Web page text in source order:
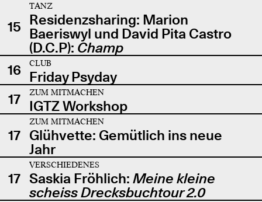
15
TANZ
Residenzsharing: Marion
Baeriswyl und David Pita Castro
(D.C.P): Champ
16
CLUB
Friday Psyday
17
ZUM MITMACHEN
IGTZ Workshop
17
ZUM MITMACHEN
Glühvette: Gemütlich ins neue
Jahr
17
VERSCHIEDENES
Saskia Fröhlich: Meine kleine
scheiss Drecksbuchtour 2.0